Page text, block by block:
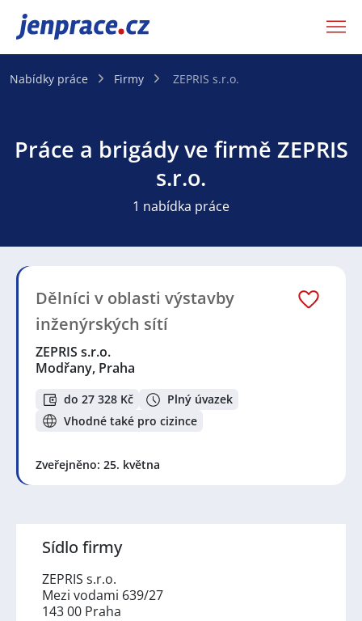
JenPráce.cz
Nabídky práce Firmy ZEPRIS s.r.o.
Práce a brigády ve firmě ZEPRIS
s.r.o.
1 nabídka práce
Dělníci v oblasti výstavby
inženýrských sítí
ZEPRIS s.r.o.
Modřany, Praha
do 27 328 Kč
Plný úvazek
Vhodné také pro cizince
Zveřejněno: 25. května
Sídlo firmy
ZEPRIS s.r.o.
Mezi vodami 639/27
143 00 Praha